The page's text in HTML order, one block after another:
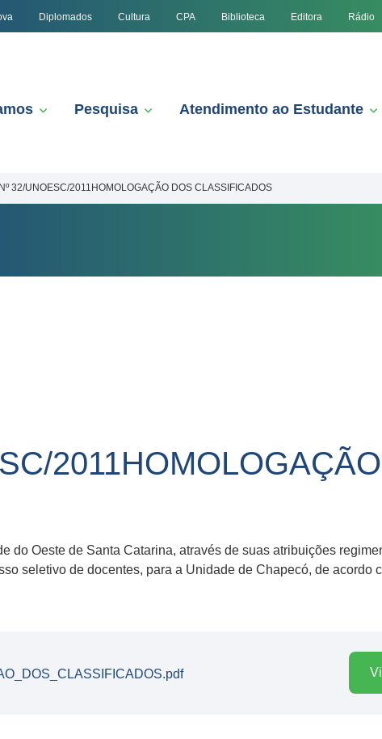
Diplomados Cultura CPA Biblioteca Editora Rádio
Pesquisa Atendimento ao Estudante
32/UNOESC/2011HOMOLOGAÇÃO DOS CLASSIFICADOS
do Oeste de Santa Catarina, através de suas atribuições
seletivo de docentes, para a Unidade de Chapecó, de acordo